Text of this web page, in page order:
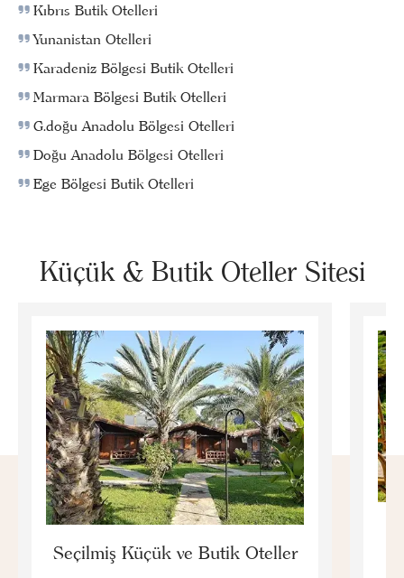
Kıbrıs Butik Otelleri
Yunanistan Otelleri
Karadeniz Bölgesi Butik Otelleri
Marmara Bölgesi Butik Otelleri
G.doğu Anadolu Bölgesi Otelleri
Doğu Anadolu Bölgesi Otelleri
Ege Bölgesi Butik Otelleri
Küçük & Butik Oteller Sitesi
Seçilmiş Küçük ve Butik Oteller